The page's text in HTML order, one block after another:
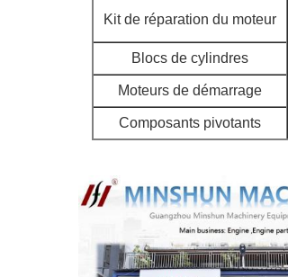
Kit de réparation du moteur
Blocs de cylindres
Moteurs de démarrage
Composants pivotants